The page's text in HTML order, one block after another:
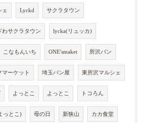
ェ Lyckd サクラタウン
わサクラタウン lycka(リュッカ)
こなもんいち ONE'smaket 所沢パン
マーケット 埼玉パン屋 東所沢マルシェ
よっとこ よっとこ トコろん
っとこ) 母の日 新狭山 カカ食堂